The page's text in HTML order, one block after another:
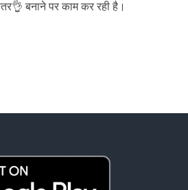
बनाने पर काम कर रही है।